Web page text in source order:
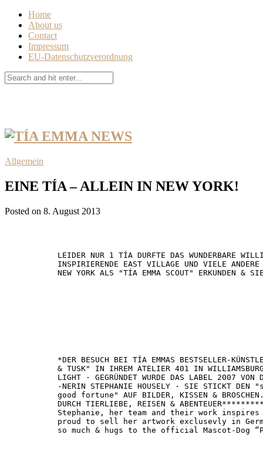
Home
About us
Contact
Impressum
EU-Datenschutzverordnung
Allgemein
EINE TÍA – ALLEIN IN NEW YORK!
Posted on 8. August 2013
LEIDER NUR 1 TÍA DURFTE DAS WUNDERBARE
INSPIRIERENDE EAST VILLAGE UND VIELE ANDERE
NEW YORK ALS "TÍA EMMA SCOUT" ERKUNDEN &
*DER BESUCH BEI TÍA EMMAS BESTSELLER-
& TUSK" IN IHREM ATELIER 401 IN
LIGHT · GEGRÜNDET WURDE DAS LABEL 2007 VON
-NERIN STEPHANIE HOUSELY · SIE STICKT
good fortune" AUF BILDER, KISSEN &
DURCH TIERLIEBE, REISEN &
Stephanie, her team and their work
proud to sell her artwork exclusevly in
so much & hugs to the official Mascot-Dog